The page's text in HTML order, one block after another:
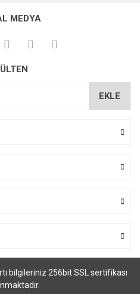
MEDYA
EKLE
bilgileriniz 256bit SSL sertifikası